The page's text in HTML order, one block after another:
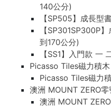
140公分)
【SP505】成長型
【SP301SP300P
到170公分)
【SS1】入門款 一
Picasso Tiles磁力積木
Picasso Tiles磁力
澳洲 MOUNT ZERO零
澳洲 MOUNT